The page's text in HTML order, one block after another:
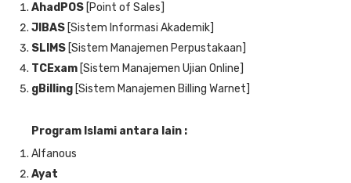
AhadPOS [Point of Sales]
JIBAS [Sistem Informasi Akademik]
SLIMS [Sistem Manajemen Perpustakaan]
TCExam [Sistem Manajemen Ujian Online]
gBilling [Sistem Manajemen Billing Warnet]
Program Islami antara lain :
Alfanous
Ayat